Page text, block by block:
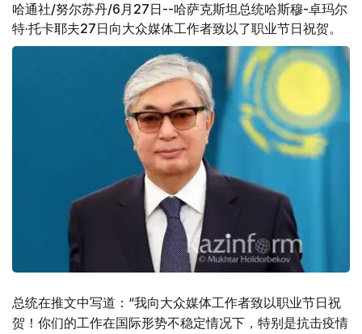
哈通社/努尔苏丹/6月27日--哈萨克斯坦总统哈斯穆-卓玛尔
特·托卡耶夫27日向大众媒体工作者致以了职业节日祝贺。
总统在推文中写道：“我向大众媒体工作者致以职业节日祝
贺！你们的工作在国际形势不稳定情况下，特别是抗击疫情